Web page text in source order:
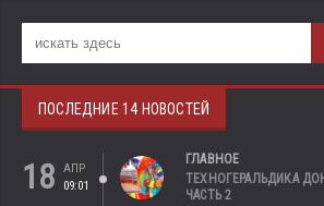
ПОСЛЕДНИЕ 14 НОВОСТЕЙ
18
АПР
09:01
ГЛАВНОЕ
ТЕХНОГЕРАЛЬДИКА
ЧАСТЬ 2